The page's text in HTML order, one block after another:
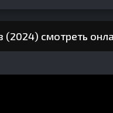
смотреть